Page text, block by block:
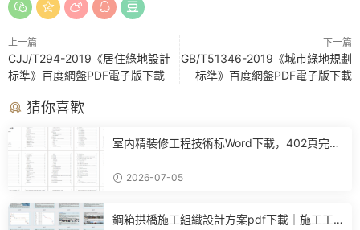
上一篇
CJJ/T294-2019《居住綠地設計
标準》百度網盤PDF電子版下載
下一篇
GB/T51346-2019《城市綠地規劃
标準》百度網盤PDF電子版下載
猜你喜歡
室内精裝修工程技術标Word下載，402頁完整
2026-07-05
鋼箱拱橋施工組織設計方案pdf下載｜施工工